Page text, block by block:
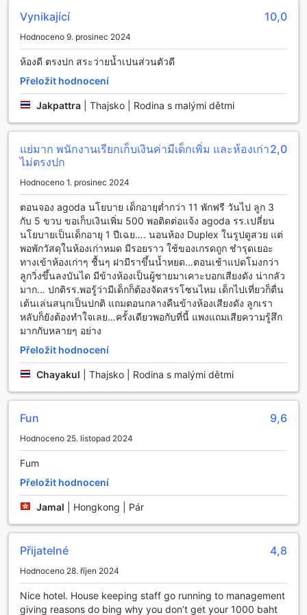
sportovní zařízení, která zajistí, že si každý návštěvník
hotelu se nachází moderní krytý bazén, ideální pro
osvěžení po náročném dni nebo pro relaxaci při plavání v
kteří chtějí uniknout venkovnímu horku a užít si příjemné
chvíle ve vodě, ať už pro rekreační plavání, nebo pro
kondiční trénink.
Dále hotel disponuje fitness centrem, které je k dispozici 24
jakoukoli denní či noční hodinu, kdy máte chuť. Toto
bezplatné fitness centrum je vybaveno moderními stroji a
zařízením, které splní potřeby jak začátečníků, tak i
zkušenějších sportovců. Hosté si mohou vychutnat širokou
škálu cvičebních možností, od kardio tréninků po
posilování, a to vše v příjemném a motivujícím prostředí.
Pohodlí a služby v hotelu Sriracha Orchid
Hotel Sriracha Orchid v Chonburi, Thajsko, nabízí svým
hostům širokou škálu pohodlných služeb, které zajišťují
bezstarostný a příjemný pobyt. Mezi hlavní výhody patří
prádelní služby, včetně sušení prádla, které vám umožní
užívat si čisté a svěží oblečení bez nutnosti starat se o
domácí úkoly. Bezpečnostní schránky jsou k dispozici pro
osobní věci jsou v bezpečí během vašeho pobytu.
dostupné ve všech pokojích i ve veřejných prostorách
hotelu. To vám umožní zůstat v kontaktu s rodinou a přáteli
překážek. Služba úschovy zavazadel a každodenní úklid
přispívají k celkovému pohodlí, takže se můžete soustředit
na relaxaci a užívání si krásy okolí.
Doprava a parkovací možnosti v Sriracha Orchid
Hotel Sriracha Orchid v Chonburi nabízí svým hostům
vynikající dopravní možnosti, které zajišťují pohodlný a
bezproblémový pobyt. Na místě se nachází prostorné
parkoviště, které je k dispozici zdarma. To znamená, že si
můžete bez obav zaparkovat své vozidlo a vychutnávat si
všechny výhody, které hotel i jeho okolí nabízejí.
Samostatné parkování je ideální pro hosty, kteří preferují
Vynikající 10,0
Hodnoceno 9. prosinec 2024
ห้องดี ตรงปก สระว่ายน้ำเปนส่วนตัวดี
Přeložit hodnocení
Jakpattra Thajsko | Rodina s malými dětmi
แย่มาก พนักงานเรียกเก็บเงินค่ามีเด็กเพิ่ม และห้องเก่า
ไม่ตรงปก
2,0
Hodnoceno 1. prosinec 2024
ตอนจอง agoda นโยบาย เด็กอายุต่ำกว่า 11 พักฟรี วันไป ลูก 3
กับ 5 ขวบ ขอเก็บเงินเพิ่ม 500 พอติดต่อแจ้ง agoda รร.เปลี่ยน
นโยบายเป็นเด็กอายุ 1 ปีเฉย…. นอนห้อง Duplex ในรูปดูสวย แต่
พอพักวัสดุในห้องเก่าหมด มีรอยราว ใช้ของเกรดถูก ชำรุดเยอะ
ทางเข้าห้องเก่าๆ ชื้นๆ ฝามีราขึ้นน้ำหยด…ตอนเช้าแปดโมงกว่า
ลูกวิ่งขึ้นลงบันได มีข้างห้องเป็นผู้ชายมาเคาะบอกเสียงดัง น่ากลัว
มาก… ปกติรร.พอรู้ว่ามีเด็กก็ต้องจัดสรรโซนไหม เด็กไปเที่ยวก็ตื่น
เต้นเล่นสนุกเป็นปกติ แถมตอนกลางคืนข้างห้องเสียงดัง ลูกเรา
หลับก็ยังต้องทำใจเลย…ครั้งเดียวพอกับที่นี้ แพงแถมเสียความรู้สึก
มากกับหลายๆ อย่าง
Přeložit hodnocení
Chayakul Thajsko | Rodina s malými dětmi
Fun 9,6
Hodnoceno 25. listopad 2024
Fum
Přeložit hodnocení
Jamal Hongkong | Pár
Přijatelné 4,8
Hodnoceno 28. říjen 2024
Nice hotel. House keeping staff go running to management
giving reasons do bing why you don’t get your 1000 baht